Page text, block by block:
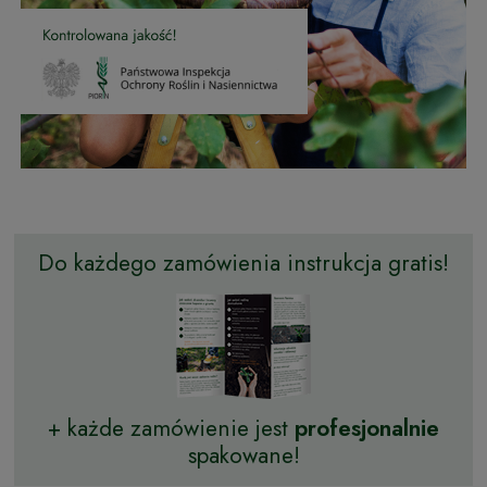
Do każdego zamówienia instrukcja gratis!
+ każde zamówienie jest profesjonalnie
spakowane!